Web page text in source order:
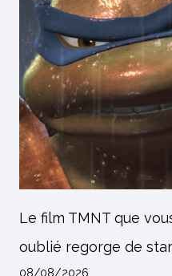
Le film TMNT que
oublié regorge de
08/08/2026